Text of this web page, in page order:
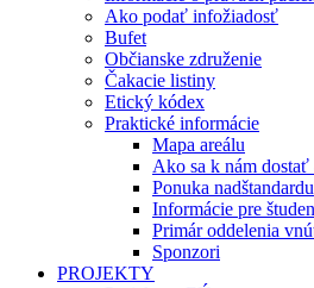
Ako podať infožiadosť
Bufet
Občianske združenie
Čakacie listiny
Etický kódex
Praktické informácie
Mapa areálu
Ako sa k nám
Ponuka nadštandardu
Informácie pre
Primár oddelenia
Sponzori
PROJEKTY